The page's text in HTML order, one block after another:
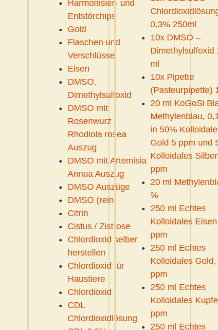
Harmonisier- und
Entstörchips
Gold
Flaschen und
Verschlüsse
Eisen
DMSO,
Dimethylsulfoxid
DMSO mit
Rosenwurz /
Rhodiola rosea
Auszug
DMSO mit Artemisia
Annua Auszug
DMSO Auszüge
DMSO (rein)
Citrin
Cistus / Zistrose
Chlordioxid selber
herstellen
Chlordioxid für
Haustiere
Chlordioxid
CDL
Chlordioxidlösung
0,3% 250ml
10x DMSO –
Dimethylsulfoxid
ml
10x Pipette
(Pasteurpipette)
20 ml KoGoSi
Methylenblau,
in 50%
Gold 5 ppm und
Kolloidales
ppm
20 ml
%
250 ml Echtes
Kolloidales
ppm
250 ml Echtes
Kolloidales Gold,
ppm
250 ml Echtes
Kolloidales
ppm
250 ml Echtes